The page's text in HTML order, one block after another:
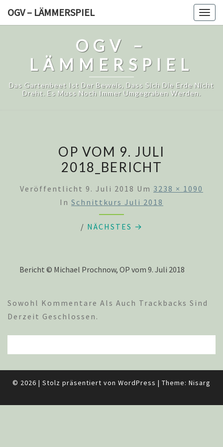
OGV – LÄMMERSPIEL
OGV –
LÄMMERSPIEL
Das Gartenbeet Ist Der Beweis, Dass Sich Die Erde Nicht
Dreht. Es Muss Noch Immer Umgegraben Werden.
OP VOM 9. JULI
2018_BERICHT
Veröffentlicht 9. Juli 2018 Um 3238 × 1090
In Schnittkurs Juli 2018
/ NÄCHSTES →
Bericht © Michael Prochnow, OP vom 9. Juli 2018
Sowohl Kommentare Als Auch Trackbacks Sind
Derzeit Geschlossen.
© 2026 | Stolz präsentiert von WordPress | Theme: Nisarg